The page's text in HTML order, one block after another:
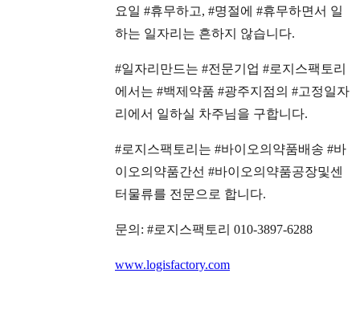
요일 #휴무하고, #명절에 #휴무하면서 일
하는 일자리는 흔하지 않습니다.
#일자리만드는 #전문기업 #로지스팩토리
에서는 #백제약품 #광주지점의 #고정일자
리에서 일하실 차주님을 구합니다.
#로지스팩토리는 #바이오의약품배송 #바
이오의약품간선 #바이오의약품공장및센
터물류를 전문으로 합니다.
문의: #로지스팩토리 010-3897-6288
www.logisfactory.com